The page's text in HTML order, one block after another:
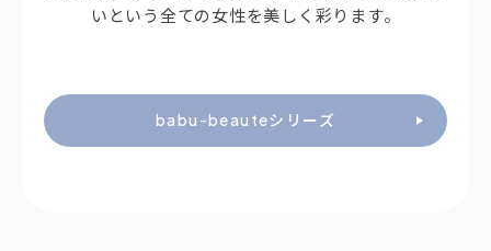
いという全ての女性を美しく彩ります。
babu-beauteシリーズ